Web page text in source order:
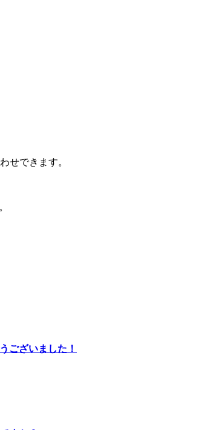
せできます。
ございました！